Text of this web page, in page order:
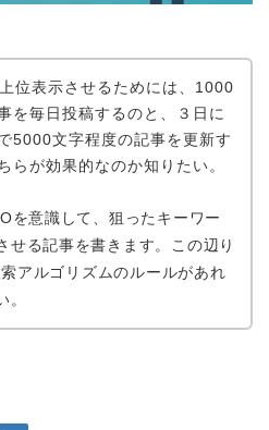
位表示させるためには、1000
を毎日投稿するのと、３日に
5000文字程度の記事を更新す
らが効果的なのか知りたい。
を意識して、狙ったキーワー
せる記事を書きます。この辺り
アルゴリズムのルールがあれ
。